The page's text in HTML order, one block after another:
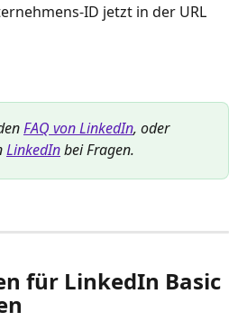
ID jetzt in der URL
FAQ von LinkedIn, oder
LinkedIn bei Fragen.
für LinkedIn Basic